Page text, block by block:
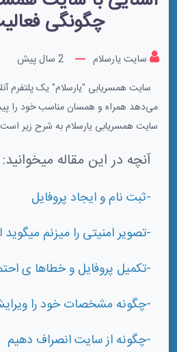
چگونگی
سایت یارسلام
سایت همسریابی "یارسلام" یک پلتفرم
می‌دهد همراه و همسان مناسب خود را
سایت همسریابی یارسلام به شرح زیر
آنچه در این مقاله میخوانید:
-ثبت نام و ایجاد پروفایل
-تصویر امنیتی را میزنم
-تکمیل پروفایل و خطاها ی
-چگونه مشخصات خود را
-چگونه از سایت انصراف دهیم